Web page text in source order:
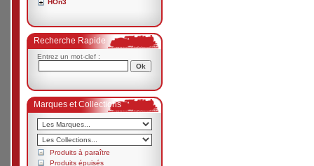
HOn3
Recherche Rapide
Entrez un mot-clef :
Marques et Collections
Produits à paraître
Produits épuisés